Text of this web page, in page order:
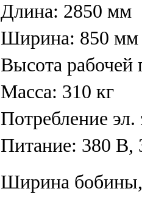
Длина: 2850 мм
Ширина: 850 мм
Высота рабочей
Масса: 310 кг
Потребление
Питание: 380 В,
Ширина